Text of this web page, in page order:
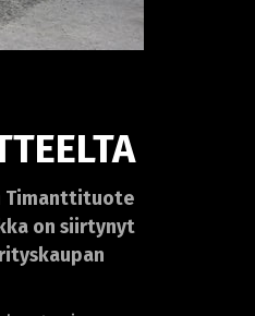
Timanttituote
on siirtynyt